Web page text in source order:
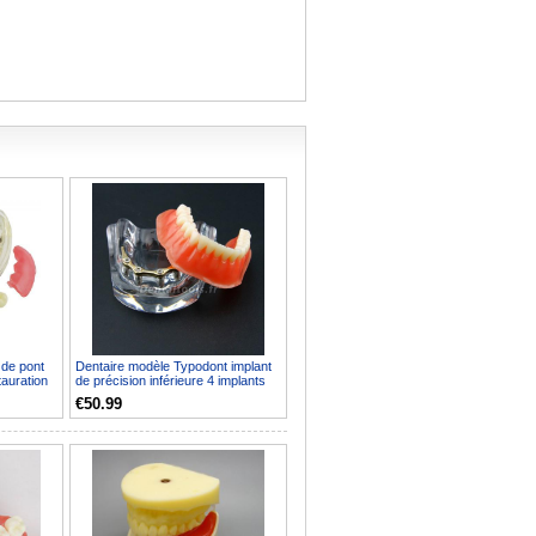
pont
Dentaire modèle Typodont implant
de précision inférieure 4 implants
6009 doré
€50.99